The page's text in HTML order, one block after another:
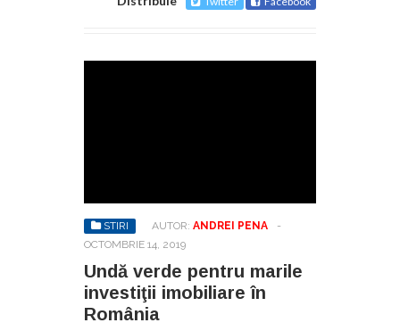
STIRI AUTOR: ANDREI PENA
-
OCTOMBRIE 14, 2019
Undă verde pentru marile
investiţii imobiliare în
România